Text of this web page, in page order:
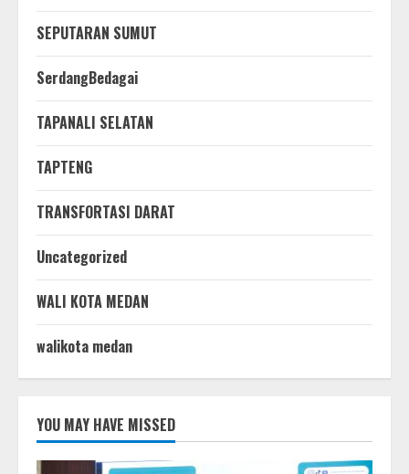
SEPUTARAN SUMUT
SerdangBedagai
TAPANALI SELATAN
TAPTENG
TRANSFORTASI DARAT
Uncategorized
WALI KOTA MEDAN
walikota medan
YOU MAY HAVE MISSED